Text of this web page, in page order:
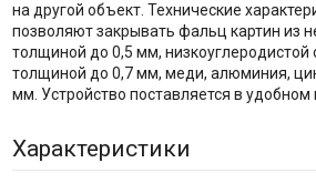
на другой объект. Технические
позволяют закрывать фальц картин из
толщиной до 0,5 мм, низкоуглеродистой
толщиной до 0,7 мм, меди, алюминия,
мм. Устройство поставляется в удобном
Характеристики